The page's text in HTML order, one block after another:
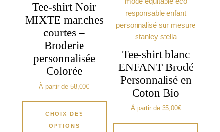
Tee-shirt Noir
MIXTE manches
courtes –
Broderie
personnalisée
Colorée
À partir de58,00€
CHOIX DES
OPTIONS
Tee-shirt blanc
ENFANT Brodé
Personnalisé en
Coton Bio
À partir de 35,00€